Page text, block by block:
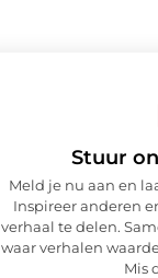
Stuur
Meld je nu aan en
Inspireer anderen
verhaal te delen.
waar verhalen
Mis